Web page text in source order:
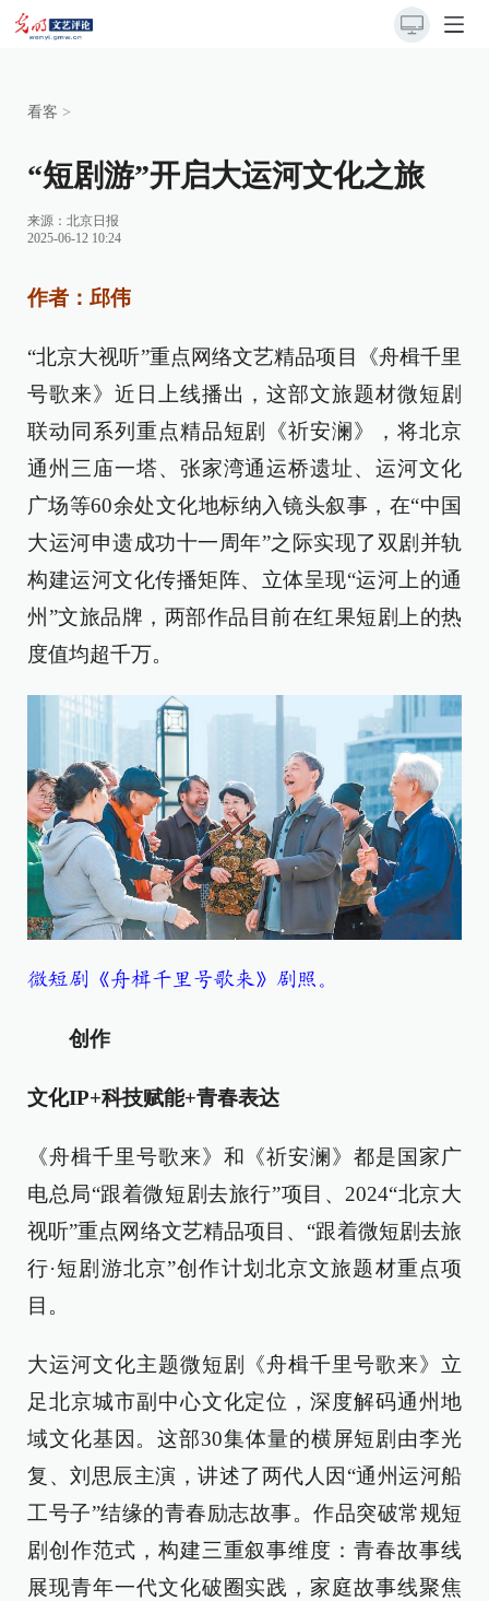
看客 >
“短剧游”开启大运河文化之旅
来源： 北京日报
2025-06-12 10:24
作者：邱伟
“北京大视听”重点网络文艺精品项目《舟楫千里
号歌来》近日上线播出，这部文旅题材微短剧
联动同系列重点精品短剧《祈安澜》，将北京
通州三庙一塔、张家湾通运桥遗址、运河文化
广场等60余处文化地标纳入镜头叙事，在“中国
大运河申遗成功十一周年”之际实现了双剧并轨
构建运河文化传播矩阵、立体呈现“运河上的通
州”文旅品牌，两部作品目前在红果短剧上的热
度值均超千万。
微短剧《舟楫千里号歌来》剧照。
创作
文化IP+科技赋能+青春表达
《舟楫千里号歌来》和《祈安澜》都是国家广
电总局“跟着微短剧去旅行”项目、2024“北京大
视听”重点网络文艺精品项目、“跟着微短剧去旅
行·短剧游北京”创作计划北京文旅题材重点项
目。
大运河文化主题微短剧《舟楫千里号歌来》立
足北京城市副中心文化定位，深度解码通州地
域文化基因。这部30集体量的横屏短剧由李光
复、刘思辰主演，讲述了两代人因“通州运河船
工号子”结缘的青春励志故事。作品突破常规短
剧创作范式，构建三重叙事维度：青春故事线
展现青年一代文化破圈实践，家庭故事线聚焦